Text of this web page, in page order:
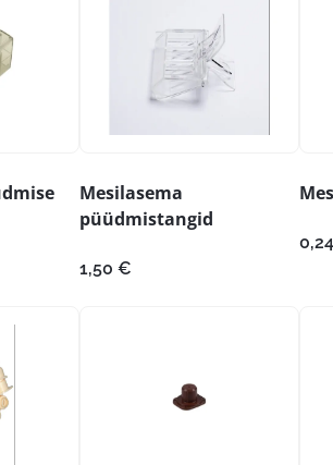
Mesilasema
püüdmistangid
1,50 €
0,24